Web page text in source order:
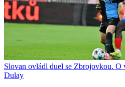
Slovan ovládl duel se Zbrojovkou. O
Dulay